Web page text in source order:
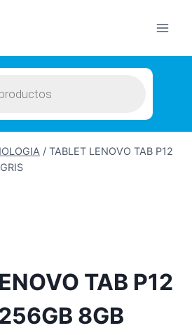
/ TABLET LENOVO TAB P12
TAB P12
8GB